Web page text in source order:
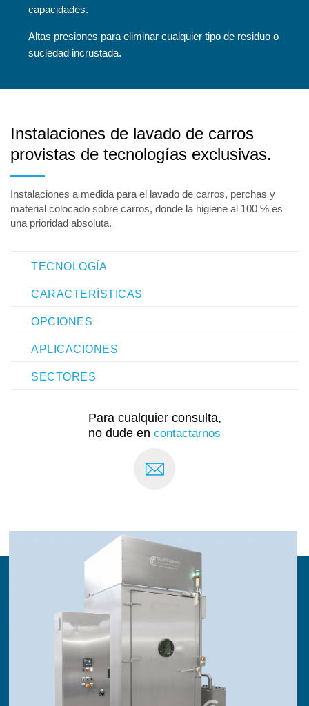
capacidades.
Altas presiones para eliminar cualquier tipo de residuo o
suciedad incrustada.
Instalaciones de lavado de carros
provistas de tecnologías exclusivas.
Instalaciones a medida para el lavado de carros, perchas y
material colocado sobre carros, donde la higiene al 100 % es
una prioridad absoluta.
TECNOLOGÍA
CARACTERÍSTICAS
OPCIONES
APLICACIONES
SECTORES
Para cualquier consulta,
no dude en contactarnos